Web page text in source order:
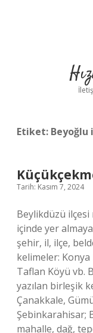
Etiket: Beyoğlu
Tarih: Kasım 7, 2024
Beylikdüzü ilçesi
içinde yer
şehir, il, ilçe,
kelimeler:
Taflan Köyü vb.
yazılan birleşik
Çanakkale,
Şebinkarahisar;
mahalle, dağ,